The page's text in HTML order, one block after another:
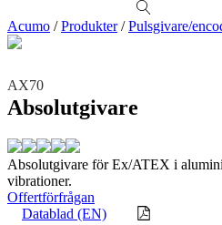
Se alla kategorier Se alla produkter
Se
Vi hjälper gärna till!
Teknisk support
Offertförfrågan
LinjärenheterAxelkopplingar
Mekatronik
Positionsvisare / Mätklockor
Pulsgivare / Encoders
Wire-moduler
Acumo /Produkter/Pulsgivare/
AX70
Absolutgivare
Absolutgivare för Ex/ATEX i
vibrationer.
Offertförfrågan
Datablad (EN)